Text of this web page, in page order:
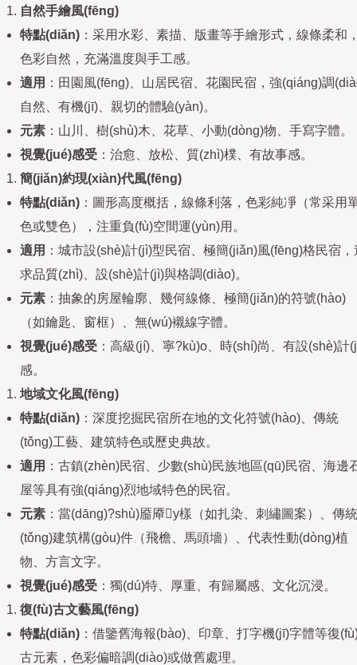
自然手繪風(fēng)
特點(diǎn) ：采用水彩、素描、版畫等手繪形式，線條柔和
色彩自然，充滿溫度與手工感。
適用 ：田園風(fēng)、山居民宿、花園民宿，強(qiáng)調
自然、有機(jī)、親切的體驗(yàn)。
元素 ：山川、樹(shù)木、花草、小動(dòng)物、手寫字體。
視覺(jué)感受 ：治愈、放松、質(zhì)樸、有故事感。
簡(jiǎn)約現(xiàn)代風(fēng)
特點(diǎn) ：圖形高度概括，線條利落，色彩純凈（常采用
色或雙色），注重負(fù)空間運(yùn)用。
適用 ：城市設(shè)計(jì)型民宿、極簡(jiǎn)風(fēng)格民宿，
求品質(zhì)、設(shè)計(jì)與格調(diào)。
元素 ：抽象的房屋輪廓、幾何線條、極簡(jiǎn)的符號(hào)
（如鑰匙、窗框）、無(wú)襯線字體。
視覺(jué)感受 ：高級(jí)、寧?kù)o、時(shí)尚、有設(shè)計
感。
地域文化風(fēng)
特點(diǎn) ：深度挖掘民宿所在地的文化符號(hào)、傳統
(tǒng)工藝、建筑特色或歷史典故。
適用 ：古鎮(zhèn)民宿、少數(shù)民族地區(qū)民宿、海邊
屋等具有強(qiáng)烈地域特色的民宿。
元素 ：當(dāng)?shù)靥厣y樣（如扎染、刺繡圖案）、傳統
(tǒng)建筑構(gòu)件（飛檐、馬頭墻）、代表性動(dòng)植
物、方言文字。
視覺(jué)感受 ：獨(dú)特、厚重、有歸屬感、文化沉浸。
復(fù)古文藝風(fēng)
特點(diǎn) ：借鑒舊海報(bào)、印章、打字機(jī)字體等復
古元素，色彩偏暗調(diào)或做舊處理。